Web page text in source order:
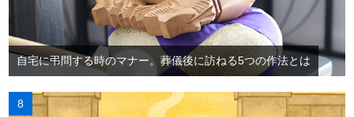
自宅に弔問する時のマナー。葬儀後に訪ねる5つの作法とは